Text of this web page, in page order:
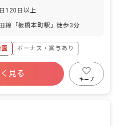
120日以上
線「板橋本町駅」徒歩3分
ボーナス・賞与あり
あり
社会保険完備
見る
キープ